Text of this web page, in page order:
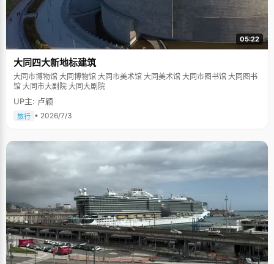
05:22
大同四大新地标建筑
大同市博物馆 大同博物馆 大同市美术馆 大同美术馆 大同市图书馆 大同图书
馆 大同市大剧院 大同大剧院
UP主: 卢颖
旅行 • 2026/7/3